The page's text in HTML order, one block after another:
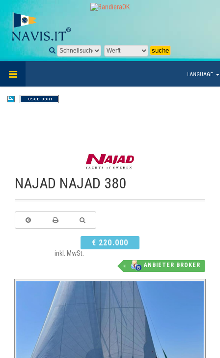
LANGUAGE
NAJAD NAJAD 380
€ 220.000
inkl. MwSt.
ANBIETER BROKER